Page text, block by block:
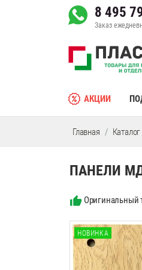
8 495
Заказ
АКЦИИ
Главная Каталог
ПАНЕЛИ
Оригинальный
НОВИНКА